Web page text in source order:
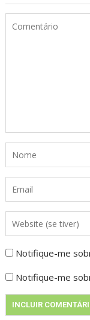
Notifique-me
Notifique-me